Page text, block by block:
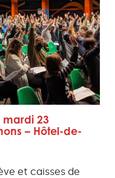
mardi 23
– Hôtel-de-
et caisses de